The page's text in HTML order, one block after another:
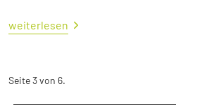
weiterlesen
Seite 3 von 6.